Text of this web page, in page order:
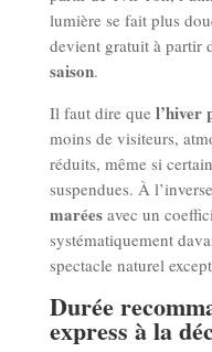
lumière se fait plus
devient gratuit à partir
saison.
Il faut dire que l’hiver
moins de visiteurs,
réduits, même si
suspendues. À
maréesavec un
systématiquement
spectacle naturel
Durée
express à la